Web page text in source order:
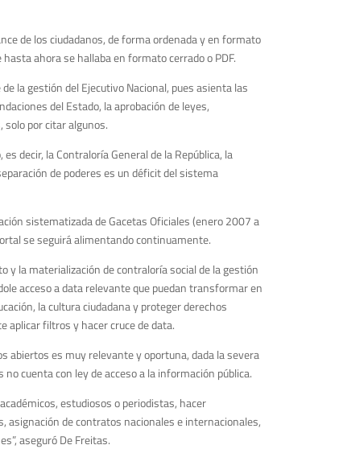
de los ciudadanos, de forma ordenada y en formato
ahora se hallaba en formato cerrado o PDF.
la gestión del Ejecutivo Nacional, pues asienta las
del Estado, la aprobación de leyes,
por citar algunos.
decir, la Contraloría General de la República, la
de poderes es un déficit del sistema
sistematizada de Gacetas Oficiales (enero 2007 a
se seguirá alimentando continuamente.
y la materialización de contraloría social de la gestión
acceso a data relevante que puedan transformar en
la cultura ciudadana y proteger derechos
aplicar filtros y hacer cruce de data.
abiertos es muy relevante y oportuna, dada la severa
cuenta con ley de acceso a la información pública.
estudiosos o periodistas, hacer
asignación de contratos nacionales e internacionales,
aseguró De Freitas.